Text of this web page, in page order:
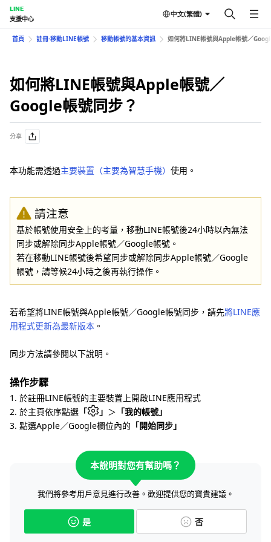
LINE
支援中心
中文(繁體)
首頁 註冊⋅移動LINE帳號 移動帳號的基本資訊 如何將LINE帳號與Apple帳號／
如何將LINE帳號與Apple帳號／
Google帳號同步？
分享
本功能需透過主要裝置（主要為智慧手機） 使用。
請注意
基於帳號使用安全上的考量，移動LINE帳號後24小時以內無法
同步或解除同步Apple帳號／Google帳號。
若在移動LINE帳號後希望同步或解除同步Apple帳號／Google
帳號，請等候24小時之後再執行操作。
若希望將LINE帳號與Apple帳號／Google帳號同步，請先將LINE應
用程式更新為最新版本 。
同步方法請參閱以下說明。
操作步驟
1. 於註冊LINE帳號的主要裝置上開啟LINE應用程式
2. 於主頁依序點選 「 」 ＞ 「我的帳號」
3. 點選Apple／Google欄位內的 「開始同步」
本說明對您有幫助嗎？
我們將參考用戶意見進行改善。歡迎提供您的寶貴建議。
是 否